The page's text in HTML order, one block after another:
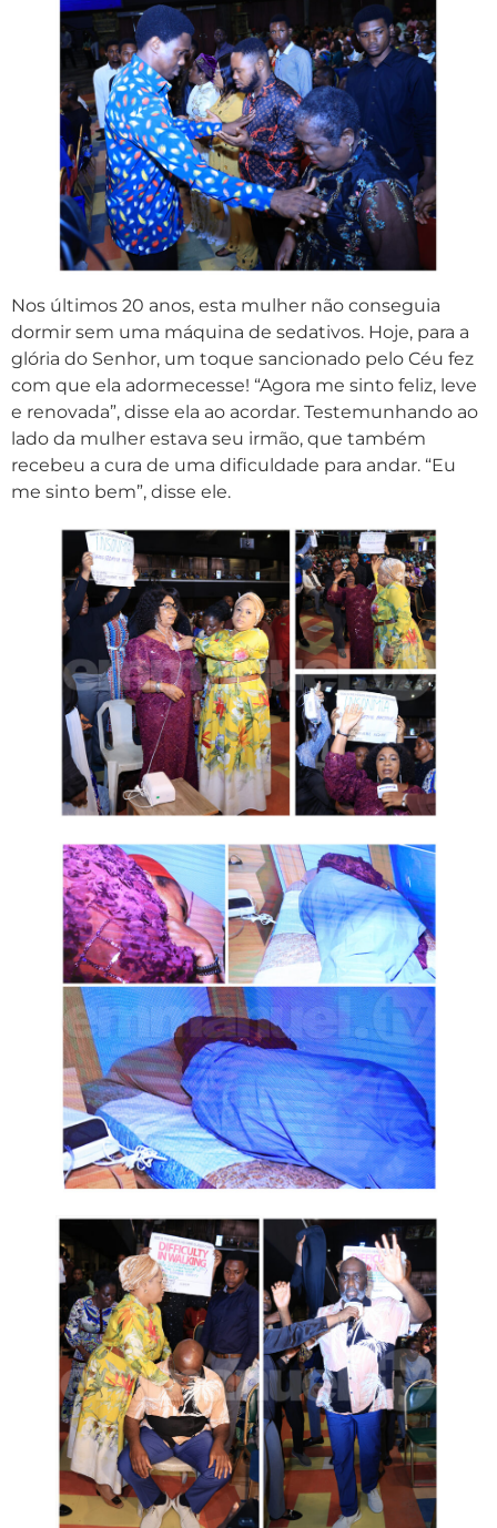
Nos últimos 20 anos, esta mulher não conseguia
dormir sem uma máquina de sedativos. Hoje, para a
glória do Senhor, um toque sancionado pelo Céu fez
com que ela adormecesse! “Agora me sinto feliz, leve
e renovada”, disse ela ao acordar. Testemunhando ao
lado da mulher estava seu irmão, que também
recebeu a cura de uma dificuldade para andar. “Eu
me sinto bem”, disse ele.